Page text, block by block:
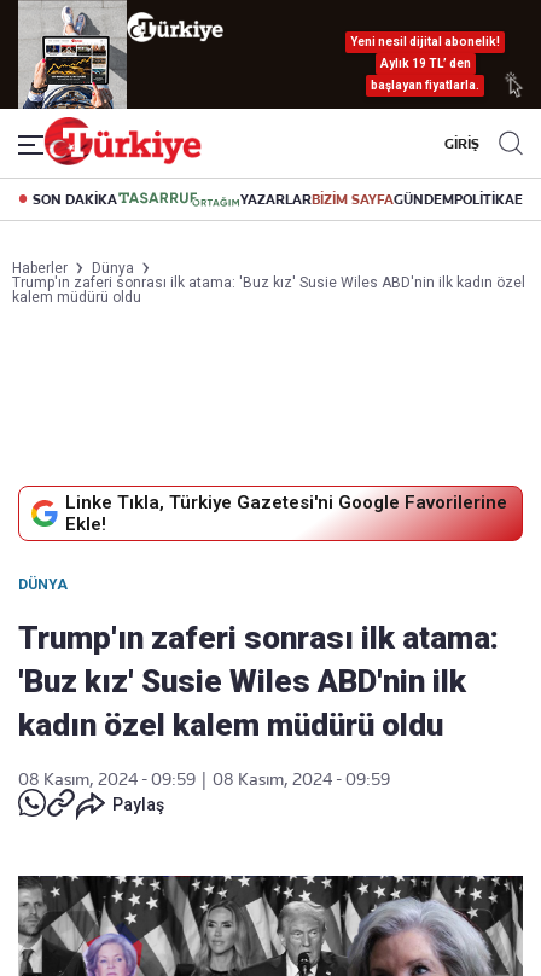
Yeni nesil dijital abonelik!
Aylık 19 TL’ den
başlayan fiyatlarla.
GİRİŞ
SON DAKİKA YAZARLARBİZİM SAYFAGÜNDEMPOLİTİKA
Haberler
Dünya
Trump'ın zaferi sonrası ilk atama: 'Buz kız' Susie Wiles ABD'nin ilk kadın özel
kalem müdürü oldu
Linke Tıkla, Türkiye Gazetesi'ni Google Favorilerine
Ekle!
DÜNYA
Trump'ın zaferi sonrası ilk atama:
'Buz kız' Susie Wiles ABD'nin ilk
kadın özel kalem müdürü oldu
08 Kasım, 2024 - 09:59
08 Kasım, 2024 - 09:59
Paylaş